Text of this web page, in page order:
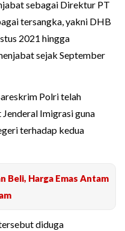
sebagai Direktur PT
tersangka, yakni DHB
2021 hingga
sejak September
Polri telah
Imigrasi guna
terhadap kedua
Beli, Harga Emas Antam
diduga